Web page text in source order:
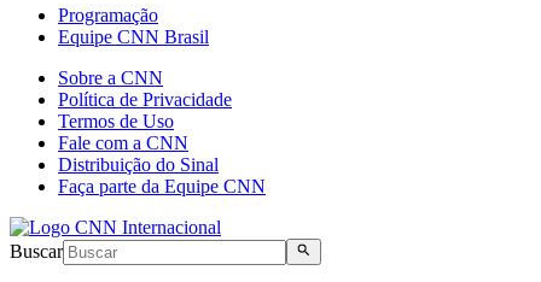
Programação
Equipe CNN Brasil
Sobre a CNN
Política de Privacidade
Termos de Uso
Fale com a CNN
Distribuição do Sinal
Faça parte da Equipe CNN
Buscar